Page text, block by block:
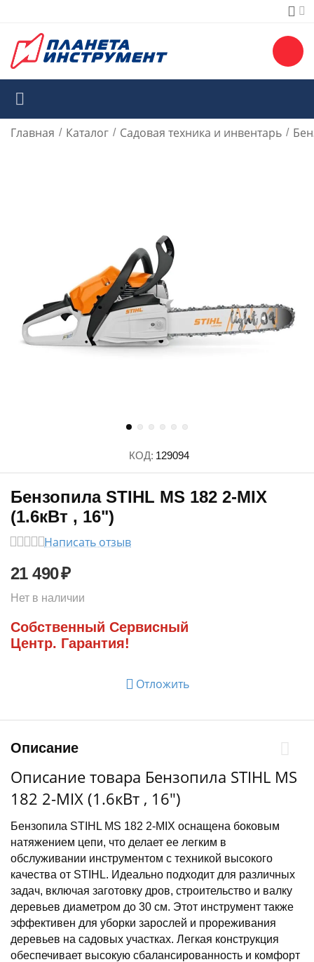
Главная / Каталог / Садовая техника и инвентарь /
КОД: 129094
Бензопила STIHL MS 182 2-MIX
(1.6кВт , 16")
Написать отзыв
21 490₽
Нет в наличии
Собственный Сервисный
Центр. Гарантия!
Отложить
Описание
Описание товара Бензопила STIHL MS
182 2-MIX (1.6кВт , 16")
Бензопила STIHL MS 182 2-MIX оснащена боковым
натяжением цепи, что делает ее легким в
обслуживании инструментом с техникой высокого
качества от STIHL. Идеально подходит для различных
задач, включая заготовку дров, строительство и валку
деревьев диаметром до 30 см. Этот инструмент также
эффективен для уборки зарослей и прореживания
деревьев на садовых участках. Легкая конструкция
обеспечивает высокую сбалансированность и комфорт